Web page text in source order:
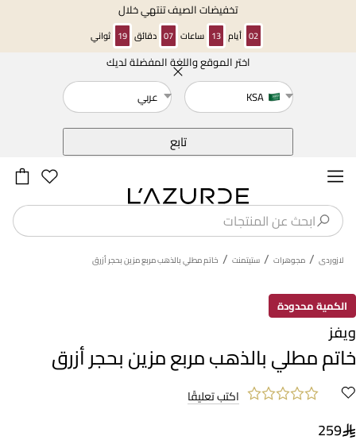
تخفيضات الصيف تنتهي خلال
02 أيام 13 ساعات 07 دقائق 19 ثواني
اختر الموقع واللغة المفضلة لديك
KSA
عربي
تابع
لازوردى / مجوهرات / ستيتمنت / خاتم مطلي بالذهب مربع مزين بحجر أزرق
الكمية محدودة
ويفز
خاتم مطلي بالذهب مربع مزين بحجر أزرق
اكتب تعليقًا
259